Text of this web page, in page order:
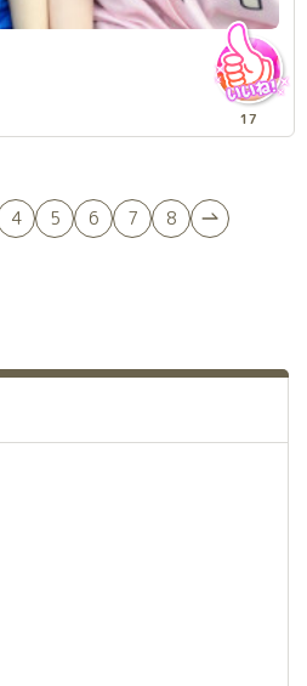
17
4 5 6 7 8